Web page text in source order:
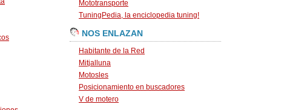
Mototransporte
TuningPedia, la enciclopedia tuning!
NOS ENLAZAN
Habitante de la Red
Mitjalluna
Motosles
Posicionamiento en buscadores
V de motero